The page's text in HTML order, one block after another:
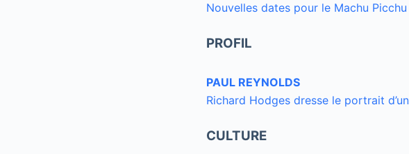
Nouvelles dates pour le Machu Picchu
PROFIL
PAUL REYNOLDS
Richard Hodges dresse le portrait
CULTURE